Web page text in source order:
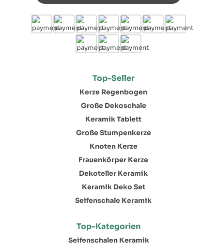
Top-Seller
Kerze Regenbogen
Große Dekoschale
Keramik Tablett
Große Stumpenkerze
Knoten Kerze
Frauenkörper Kerze
Dekoteller Keramik
Keramik Deko Set
Seifenschale Keramik
Top-Kategorien
Seifenschalen Keramik